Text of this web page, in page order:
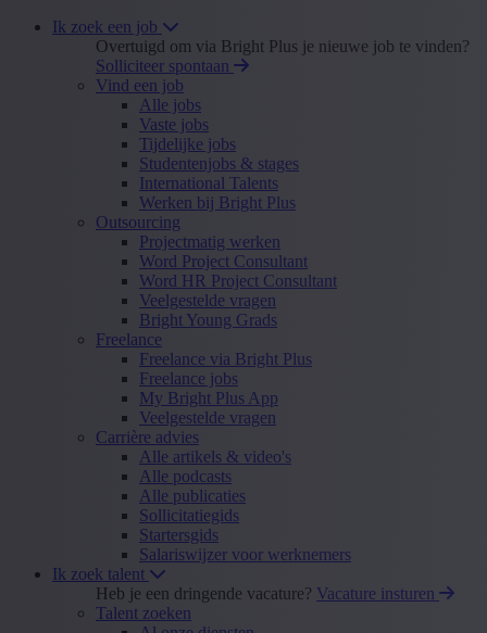
Ik zoek een job
Overtuigd om via Bright Plus je nieuwe job te vinden?
Solliciteer spontaan
Vind een job
Alle jobs
Vaste jobs
Tijdelijke jobs
Studentenjobs & stages
International Talents
Werken bij Bright Plus
Outsourcing
Projectmatig werken
Word Project Consultant
Word HR Project Consultant
Veelgestelde vragen
Bright Young Grads
Freelance
Freelance via Bright Plus
Freelance jobs
My Bright Plus App
Veelgestelde vragen
Carrière advies
Alle artikels & video's
Alle podcasts
Alle publicaties
Sollicitatiegids
Startersgids
Salariswijzer voor werknemers
Ik zoek talent
Heb je een dringende vacature? Vacature insturen
Talent zoeken